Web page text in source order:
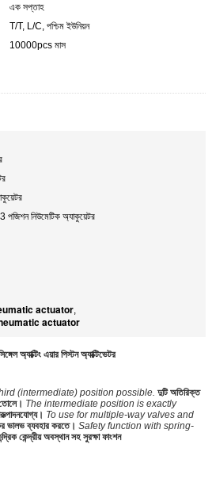
এক সপ্তাহ
T/T, L/C, পশ্চিম ইউনিয়ন
10000pcs মাস
পজিশন নিউমেটিক অ্যাকুয়েটর
actuator,
actuator
অ্যাক্টিং এয়ার পিস্টন অ্যাক্টিভেটর
(intermediate) position possible. দুটি অতিরিক্ত
The intermediate position is exactly
To use for multiple-way valves and
ভালভ ব্যবহার করতে। Safety function with spring-
কেন্দ্রীয় অবস্থান সহ সুরক্ষা ফাংশন